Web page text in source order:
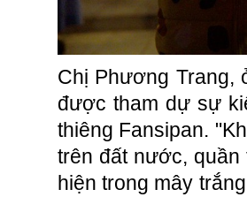
Chị Phương Trang,
được tham dự sự
thiêng Fansipan.
trên đất nước, quần
hiện trong mây